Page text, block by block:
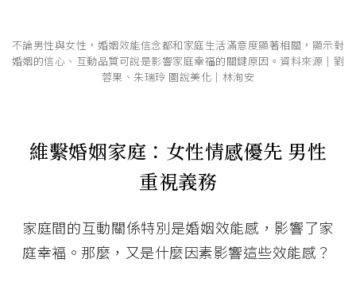
不論男性與女性，婚姻效能信念都和家庭生活滿意度顯著相關，顯示對
婚姻的信心、互動品質可說是影響家庭幸福的關鍵原因。資料來源│劉
蓉果、朱瑞玲 圖說美化│林洵安
維繫婚姻家庭：女性情感優先 男性
重視義務
家庭間的互動關係特別是婚姻效能感，影響了家
庭幸褔。那麼，又是什麼因素影響這些效能感？